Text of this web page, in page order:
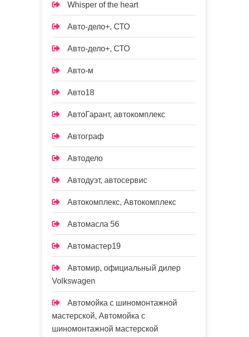
Whisper of the heart
Авто-дело+, СТО
Авто-дело+, СТО
Авто-м
Авто18
АвтоГарант, автокомплекс
Автограф
Автодело
Автодуэт, автосервис
Автокомплекс, Автокомплекс
Автомасла 56
Автомастер19
Автомир, официальный дилер
Volkswagen
Автомойка с шиномонтажной
мастерской, Автомойка с
шиномонтажной мастерской